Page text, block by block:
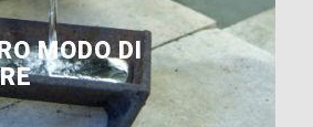
MODO DI